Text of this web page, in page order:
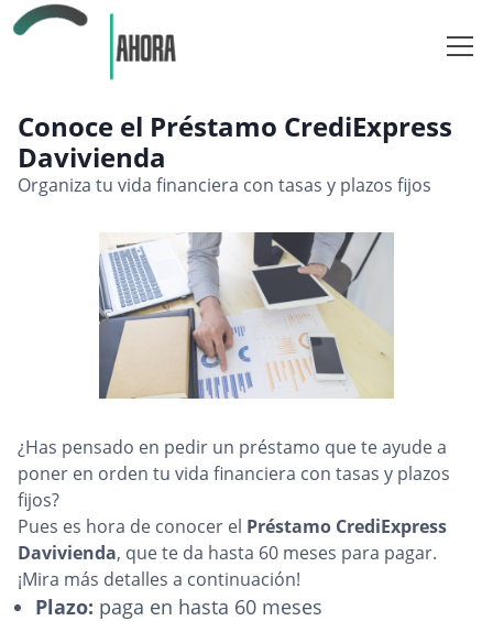
Tarjeta de Crédito
Préstamo
Conoce el Préstamo CrediExpress
Davivienda
Organiza tu vida financiera con tasas y plazos fijos
¿Has pensado en pedir un préstamo que te ayude a
poner en orden tu vida financiera con tasas y plazos
fijos?
Pues es hora de conocer el Préstamo CrediExpress
Davivienda, que te da hasta 60 meses para pagar.
¡Mira más detalles a continuación!
Plazo: paga en hasta 60 meses